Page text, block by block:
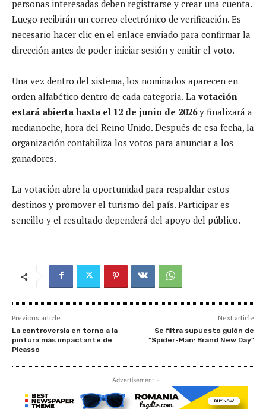
personas interesadas deben registrarse y crear una cuenta.
Luego recibirán un correo electrónico de verificación. Es
necesario hacer clic en el enlace enviado para confirmar la
dirección antes de poder iniciar sesión y emitir el voto.
Una vez dentro del sistema, los nominados aparecen en
orden alfabético dentro de cada categoría. La votación
estará abierta hasta el 12 de junio de 2026y finalizará a
medianoche, hora del Reino Unido. Después de esa fecha, la
organización contabiliza los votos para anunciar a los
ganadores.
La votación abre la oportunidad para respaldar estos
destinos y promover el turismo del país. Participar es
sencillo y el resultado dependerá del apoyo del público.
Previous article
La controversia en torno a la
pintura más impactante de
Picasso
Next article
Se filtra supuesto guión de
“Spider-Man: Brand New Day”
- Advertisement -